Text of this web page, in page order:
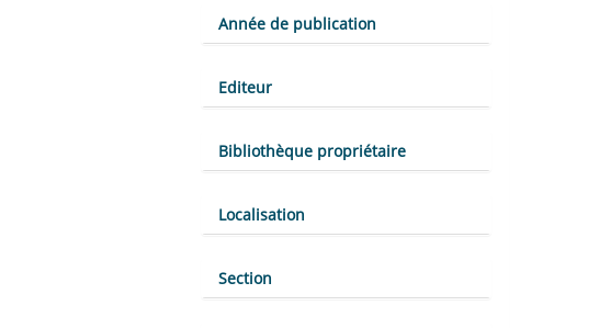
Année de publication
Editeur
Bibliothèque propriétaire
Localisation
Section